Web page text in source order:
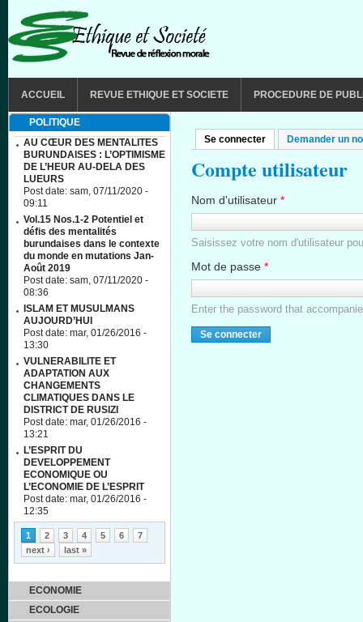
ACCUEIL REVUE ETHIQUE ET SOCIETE PROCEDURE DE
Onglets principaux
Se connecter (onglet actif)
Demander un
Compte utilisateur
Nom d'utilisateur *
Saisissez votre nom d'utilisateur
Mot de passe *
Enter the password that
POLITIQUE
AU CŒUR DES MENTALITES
BURUNDAISES : L’OPTIMISME
DE L’HEUR AU-DELA DES
LUEURS
Post date: sam, 07/11/2020 -
09:11
Vol.15 Nos.1-2 Potentiel et
défis des mentalités
burundaises dans le contexte
du monde en mutations Jan-
Août 2019
Post date: sam, 07/11/2020 -
08:36
ISLAM ET MUSULMANS
AUJOURD’HUI
Post date: mar, 01/26/2016 -
13:30
VULNERABILITE ET
ADAPTATION AUX
CHANGEMENTS
CLIMATIQUES DANS LE
DISTRICT DE RUSIZI
Post date: mar, 01/26/2016 -
13:21
L’ESPRIT DU
DEVELOPPEMENT
ECONOMIQUE OU
L’ECONOMIE DE L’ESPRIT
Post date: mar, 01/26/2016 -
12:35
Pages
1 2 3 4 5 6
7
next ›
last »
ECONOMIE
ECOLOGIE